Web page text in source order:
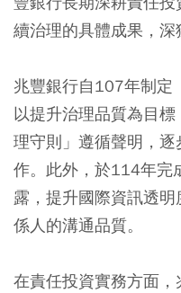
續治理的具體成果，深
兆豐銀行自107年制定
以提升治理品質為目
理守則」遵循聲明，
作。此外，於114年完
露，提升國際資訊透
係人的溝通品質。
在責任投資實務方面，